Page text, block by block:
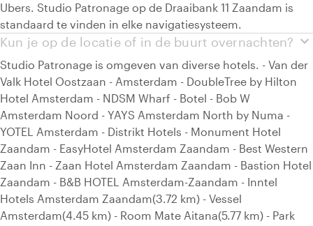
Ubers. Studio Patronage op de Draaibank 11 Zaandam is
standaard te vinden in elke navigatiesysteem.
expand_more
Kun je op de locatie of in de buurt overnachten?
Studio Patronage is omgeven van diverse hotels. - Van der
Valk Hotel Oostzaan - Amsterdam - DoubleTree by Hilton
Hotel Amsterdam - NDSM Wharf - Botel - Bob W
Amsterdam Noord - YAYS Amsterdam North by Numa -
YOTEL Amsterdam - Distrikt Hotels - Monument Hotel
Zaandam - EasyHotel Amsterdam Zaandam - Best Western
Zaan Inn - Zaan Hotel Amsterdam Zaandam - Bastion Hotel
Zaandam - B&B HOTEL Amsterdam-Zaandam - Inntel
Hotels Amsterdam Zaandam(3.72 km) - Vessel
Amsterdam(4.45 km) - Room Mate Aitana(5.77 km) - Park